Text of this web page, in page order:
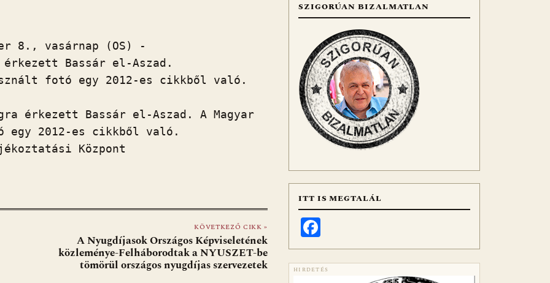
8., vasárnap (OS) -
érkezett Bassár el-Aszad.
fotó egy 2012-es cikkből való.
érkezett Bassár el-Aszad. A Magyar
egy 2012-es cikkből való.
KÖVETKEZŐ CIKK »
A Nyugdíjasok Országos Képviseletének
közleménye-Felháborodtak a NYUSZET-be
tömörül országos nyugdíjas szervezetek
SZIGORÚAN BIZALMATLAN
ITT IS MEGTALÁL
HIRDETÉS